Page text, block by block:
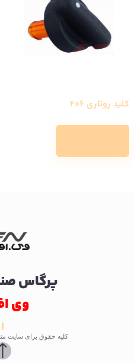
کلید روتاری 206
پرگاس
وی
کلیه حقوق برای سایت